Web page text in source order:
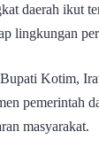
daerah ikut
lingkungan
Kotim,
pemerintah
masyarakat.